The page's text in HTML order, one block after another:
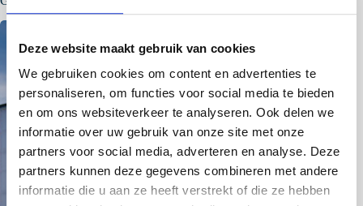
Deze website maakt gebruik van cookies
We gebruiken cookies om content en advertenties te
personaliseren, om functies voor social media te bieden
en om ons websiteverkeer te analyseren. Ook delen we
informatie over uw gebruik van onze site met onze
partners voor social media, adverteren en analyse. Deze
partners kunnen deze gegevens combineren met andere
informatie die u aan ze heeft verstrekt of die ze hebben